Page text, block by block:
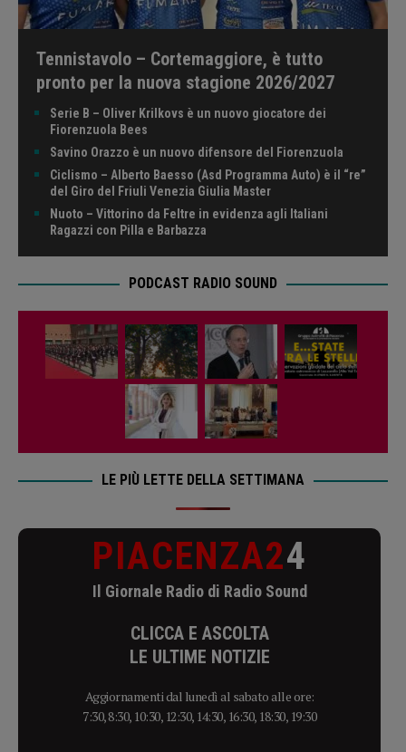
Tennistavolo – Cortemaggiore, è tutto
pronto per la nuova stagione 2026/2027
Serie B – Oliver Krilkovs è un nuovo giocatore dei
Fiorenzuola Bees
Savino Orazzo è un nuovo difensore del Fiorenzuola
Ciclismo – Alberto Baesso (Asd Programma Auto) è il “re”
del Giro del Friuli Venezia Giulia Master
Nuoto – Vittorino da Feltre in evidenza agli Italiani
Ragazzi con Pilla e Barbazza
PODCAST RADIO SOUND
LE PIÙ LETTE DELLA SETTIMANA
PIACENZA24
Il Giornale Radio di Radio Sound
CLICCA E ASCOLTA
LE ULTIME NOTIZIE
Aggiornamenti dal lunedì al sabato alle ore:
7:30, 8:30, 10:30, 12:30, 14:30, 16:30, 18:30, 19:30